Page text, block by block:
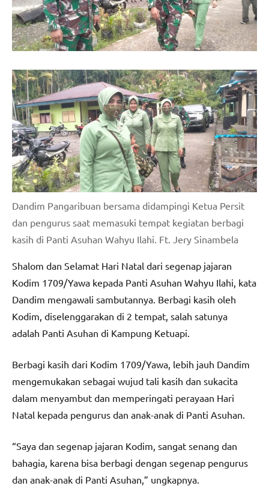
Dandim Pangaribuan bersama didampingi Ketua Persit
dan pengurus saat memasuki tempat kegiatan berbagi
kasih di Panti Asuhan Wahyu Ilahi. Ft. Jery Sinambela
Shalom dan Selamat Hari Natal dari segenap jajaran
Kodim 1709/Yawa kepada Panti Asuhan Wahyu Ilahi, kata
Dandim mengawali sambutannya. Berbagi kasih oleh
Kodim, diselenggarakan di 2 tempat, salah satunya
adalah Panti Asuhan di Kampung Ketuapi.
Berbagi kasih dari Kodim 1709/Yawa, lebih jauh Dandim
mengemukakan sebagai wujud tali kasih dan sukacita
dalam menyambut dan memperingati perayaan Hari
Natal kepada pengurus dan anak-anak di Panti Asuhan.
“Saya dan segenap jajaran Kodim, sangat senang dan
bahagia, karena bisa berbagi dengan segenap pengurus
dan anak-anak di Panti Asuhan,” ungkapnya.